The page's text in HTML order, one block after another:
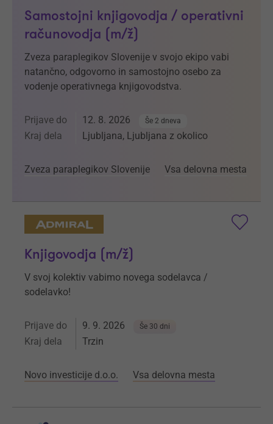
Samostojni knjigovodja / operativni
računovodja (m/ž)
Zveza paraplegikov Slovenije v svojo ekipo vabi
natančno, odgovorno in samostojno osebo za
vodenje operativnega knjigovodstva.
Prijave do 12. 8. 2026 Še 2 dneva
Kraj dela Ljubljana, Ljubljana z okolico
Zveza paraplegikov Slovenije Vsa delovna mesta
Knjigovodja (m/ž)
V svoj kolektiv vabimo novega sodelavca /
sodelavko!
Prijave do 9. 9. 2026 Še 30 dni
Kraj dela Trzin
Novo investicije d.o.o. Vsa delovna mesta